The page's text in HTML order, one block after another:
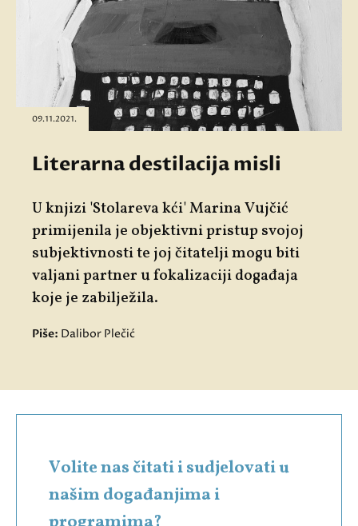
09.11.2021.
Literarna destilacija misli
U knjizi 'Stolareva kći' Marina Vujčić
primijenila je objektivni pristup svojoj
subjektivnosti te joj čitatelji mogu biti
valjani partner u fokalizaciji događaja
koje je zabilježila.
Piše: Dalibor Plečić
Volite nas čitati i sudjelovati u
našim događanjima i